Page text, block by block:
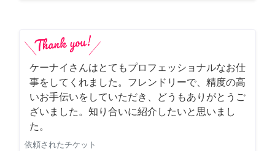
ケーナイさんはとてもプロフェッショナルなお仕
事をしてくれました。フレンドリーで、精度の高
いお手伝いをしていただき、どうもありがとうご
ざいました。知り合いに紹介したいと思いまし
た。
依頼されたチケット